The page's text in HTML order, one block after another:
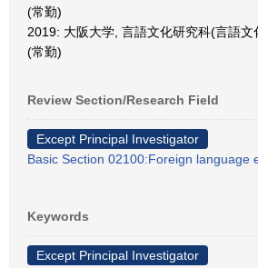
(常勤)
2019: 大阪大学, 言語文化研究科(言語
(常勤)
Review Section/Research Field
Except Principal Investigator
Basic Section 02100:Foreign language
Keywords
Except Principal Investigator